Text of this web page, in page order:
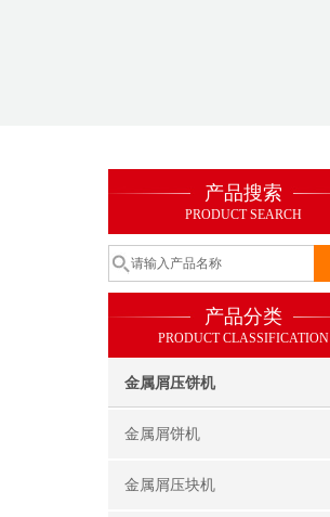
产品搜索
PRODUCT SEARCH
产品分类
PRODUCT CLASSIFICATION
金属屑压饼机
金属屑饼机
金属屑压块机